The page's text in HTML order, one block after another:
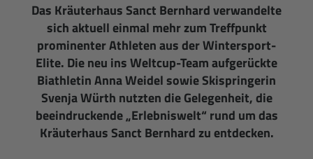
Das Kräuterhaus Sanct Bernhard verwandelte
sich aktuell einmal mehr zum Treffpunkt
prominenter Athleten aus der Wintersport-
Elite. Die neu ins Weltcup-Team aufgerückte
Biathletin Anna Weidel sowie Skispringerin
Svenja Würth nutzten die Gelegenheit, die
beeindruckende „Erlebniswelt“ rund um das
Kräuterhaus Sanct Bernhard zu entdecken.